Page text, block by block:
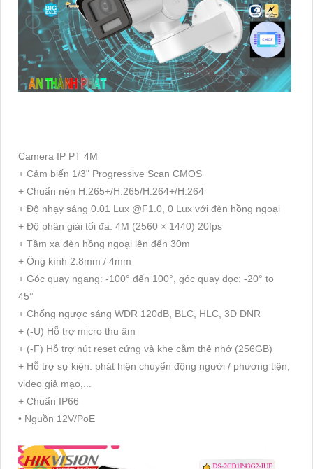
Camera IP PT 4M
+ Cảm biến 1/3" Progressive Scan CMOS
+ Chuẩn nén H.265+/H.265/H.264+/H.264
+ Độ nhạy sáng 0.01 Lux @F1.0, 0 Lux với đèn hồng ngoại
+ Độ phân giải tối đa: 4M (2560 × 1440) 20fps
+ Tầm xa đèn hồng ngoại lên đến 30m
+ Ống kính 2.8mm / 4mm
+ Góc quay ngang: -100° đến 100°, góc quay dọc: -20° to
45°
+ Chống ngược sáng WDR 120dB, BLC, HLC, 3D DNR
+ (-U) Hỗ trợ micro thu âm
+ (-F) Hỗ trợ nút reset cứng và khe cắm thẻ nhớ (256GB)
+ Hỗ trợ sự kiện: phát hiện chuyển động người / phương tiện,
video giả mạo,...
+ Chuẩn IP66
• Nguồn 12V/PoE